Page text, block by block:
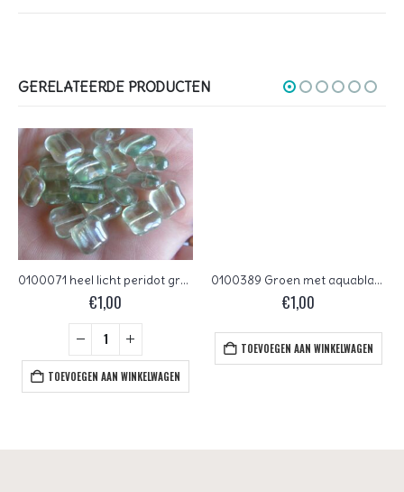
GERELATEERDE PRODUCTEN
0100071 heel licht peridot groen afgerond vierkant
€1,00
TOEVOEGEN AAN WINKELWAGEN
0100389 Groen met aquablauw, apart facet 10 mm.
€1,00
TOEVOEGEN AAN WINKELWAGEN